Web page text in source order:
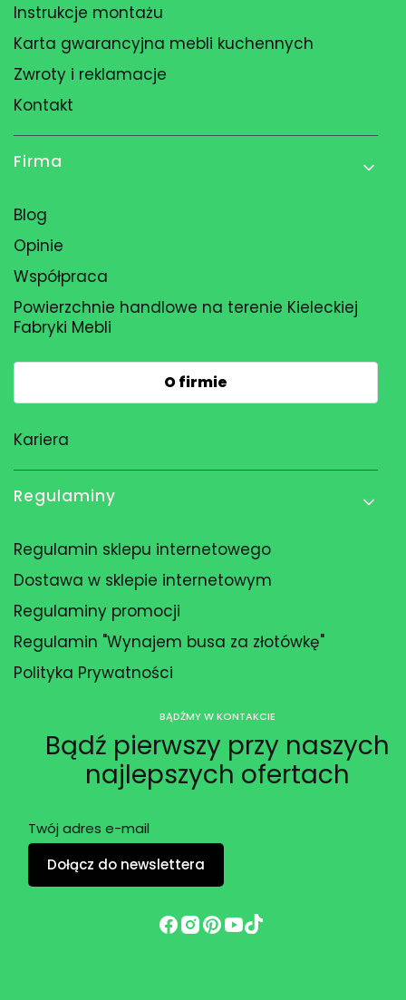
Instrukcje montażu
Karta gwarancyjna mebli kuchennych
Zwroty i reklamacje
Kontakt
Firma
Blog
Opinie
Współpraca
Powierzchnie handlowe na terenie Kieleckiej
Fabryki Mebli
O firmie
Kariera
Regulaminy
Regulamin sklepu internetowego
Dostawa w sklepie internetowym
Regulaminy promocji
Regulamin "Wynajem busa za złotówkę"
Polityka Prywatności
BĄDŹMY W KONTAKCIE
Bądź pierwszy przy naszych
najlepszych ofertach
Twój adres e-mail
Dołącz do newslettera